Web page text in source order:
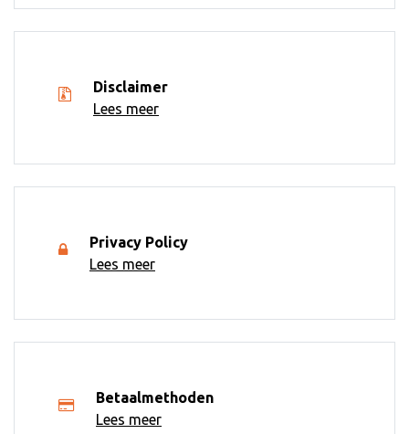
Disclaimer
Lees meer
Privacy Policy
Lees meer
Betaalmethoden
Lees meer